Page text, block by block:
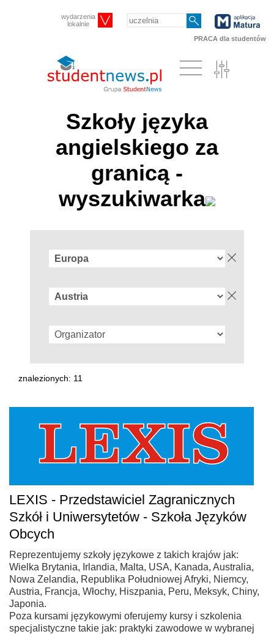
wydarzenia
lokalnie
PRACA dla studentów
Szkoły języka
angielskiego za
granicą -
wyszukiwarka
znalezionych: 11
LEXIS - Przedstawiciel Zagranicznych
Szkół i Uniwersytetów - Szkoła Języków
Obcych
Reprezentujemy szkoły językowe z takich krajów jak:
Wielka Brytania, Irlandia, Malta, USA, Kanada, Australia,
Nowa Zelandia, Republika Południowej Afryki, Niemcy,
Austria, Francja, Włochy, Hiszpania, Peru, Meksyk, Chiny,
Japonia.
Poza kursami językowymi oferujemy kursy i szkolenia
specjalistyczne takie jak: praktyki zawodowe w wybranej